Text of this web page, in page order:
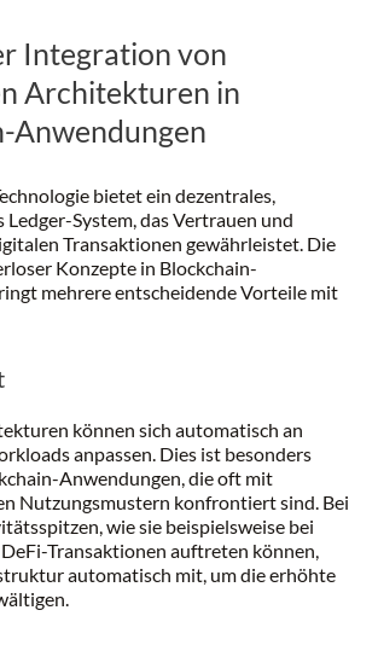
Integration von
Architekturen in
Anwendungen
bietet ein dezentrales,
System, das Vertrauen und
Transaktionen gewährleistet. Die
Konzepte in Blockchain-
mehrere entscheidende Vorteile mit
können sich automatisch an
anpassen. Dies ist besonders
Anwendungen, die oft mit
Nutzungsmustern konfrontiert sind. Bei
wie sie beispielsweise bei
Transaktionen auftreten können,
automatisch mit, um die erhöhte